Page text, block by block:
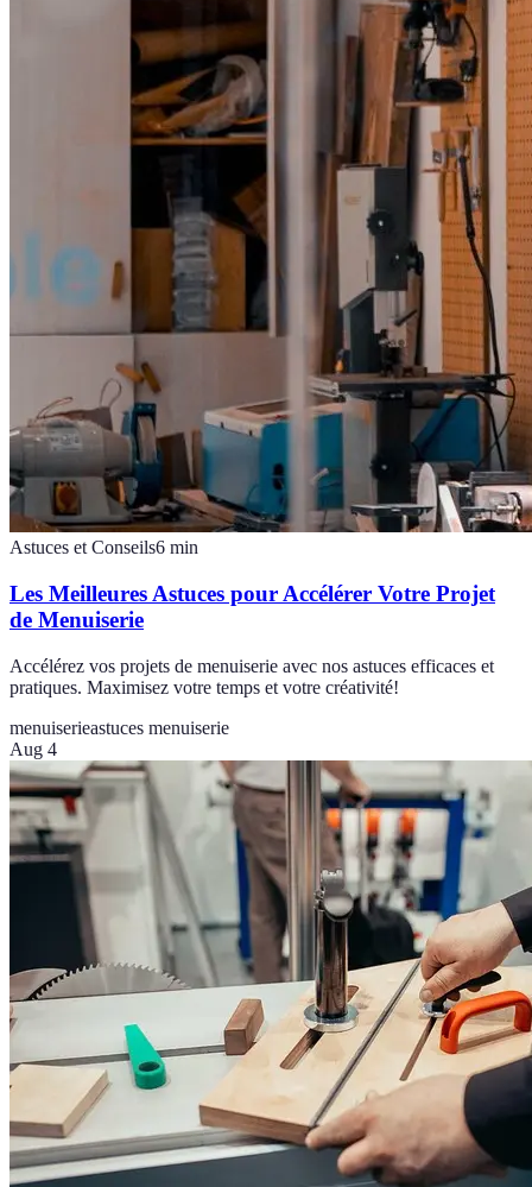
Astuces et Conseils6 min
Les Meilleures Astuces pour Accélérer Votre Projet
de Menuiserie
Accélérez vos projets de menuiserie avec nos astuces efficaces et
pratiques. Maximisez votre temps et votre créativité!
menuiserieastuces menuiserie
Aug 4